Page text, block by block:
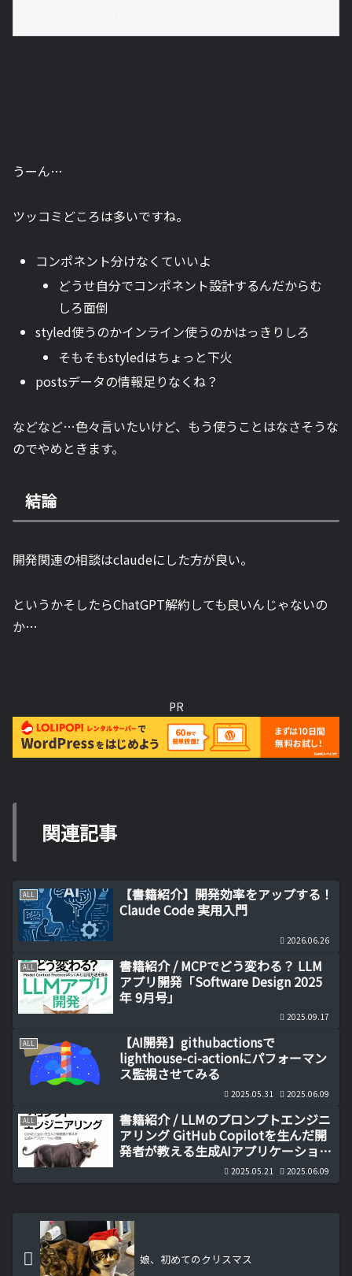
うーん…
ツッコミどころは多いですね。
コンポネント分けなくていいよ
どうせ自分でコンポネント設計するんだからむ
しろ面倒
styled使うのかインライン使うのかはっきりしろ
そもそもstyledはちょっと下火
postsデータの情報足りなくね？
などなど…色々言いたいけど、もう使うことはなさそうな
のでやめときます。
結論
開発関連の相談はclaudeにした方が良い。
というかそしたらChatGPT解約しても良いんじゃないの
か…
PR
関連記事
ALL
【書籍紹介】開発効率をアップする！
Claude Code 実用入門
2026.06.26
ALL
書籍紹介 / MCPでどう変わる？ LLM
アプリ開発「Software Design 2025
年 9月号」
2025.09.17
ALL
【AI開発】githubactionsで
lighthouse-ci-actionにパフォーマン
ス監視させてみる
2025.05.31 2025.06.09
ALL
書籍紹介 / LLMのプロンプトエンジニ
アリング GitHub Copilotを生んだ開
発者が教える生成AIアプリケーション
2025.05.21 2025.06.09
娘、初めてのクリスマス